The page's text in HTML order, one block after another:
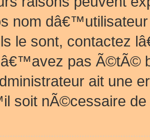
nom
le sont, contactez
pas Ã©tÃ©
ait une
soit nÃ©cessaire de